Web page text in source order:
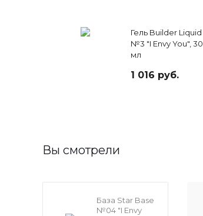
Гель Builder Liquid
№3 "I Envy You", 30
мл
1 016 руб.
Вы смотрели
База Star Base
№04 "I Envy